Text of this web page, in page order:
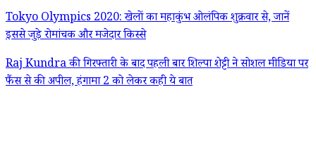
Tokyo Olympics 2020: खेलों का महाकुंभ ओलंपिक शुक्रवार से, जानें
इससे जुड़े रोमांचक और मजेदार किस्से
Raj Kundra की गिरफ्तारी के बाद पहली बार शिल्पा शेट्टी ने सोशल मीडिया पर
फैंस से की अपील, हंगामा 2 को लेकर कही ये बात